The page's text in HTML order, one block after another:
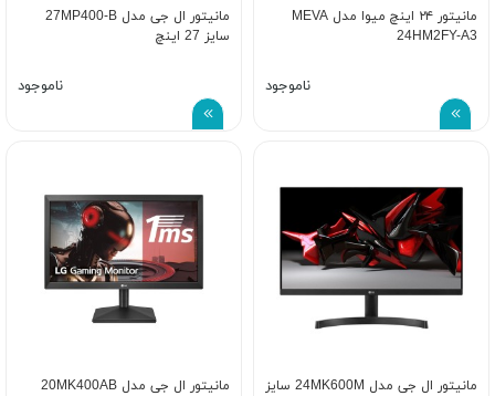
مانیتور ۲۴ اینچ میوا مدل MEVA
24HM2FY-A3
ناموجود
مانيتور ال جی مدل 27MP400-B
سايز 27 اينچ
ناموجود
مانیتور ال جی مدل 24MK600M سایز
مانیتور ال جی مدل 20MK400AB